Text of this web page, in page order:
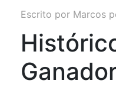
Escrito por Marcos